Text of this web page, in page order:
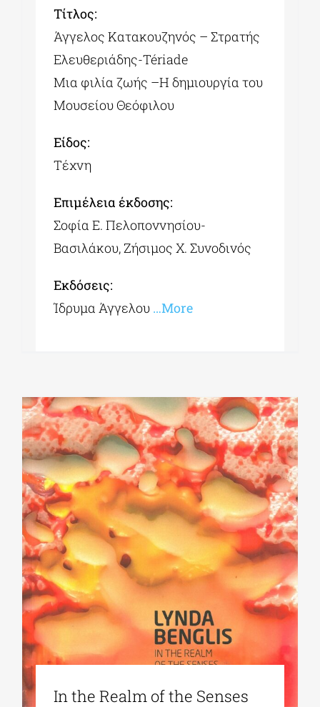
Tίτλος:
Άγγελος Κατακουζηνός – Στρατής
Ελευθεριάδης-Tériade
Μια φιλία ζωής –Η δημιουργία του
Μουσείου Θεόφιλου
Είδος:
Τέχνη
Επιμέλεια έκδοσης:
Σοφία Ε. Πελοποννησίου-
Βασιλάκου, Ζήσιμος Χ. Συνοδινός
Εκδόσεις:
Ίδρυμα Άγγελου …More
In the Realm of the Senses